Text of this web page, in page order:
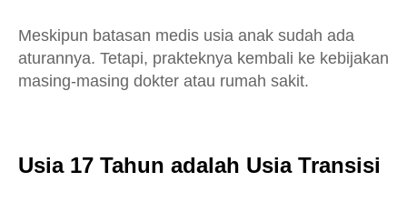
Meskipun batasan medis usia anak sudah ada
aturannya. Tetapi, prakteknya kembali ke kebijakan
masing-masing dokter atau rumah sakit.
Usia 17 Tahun adalah Usia Transisi